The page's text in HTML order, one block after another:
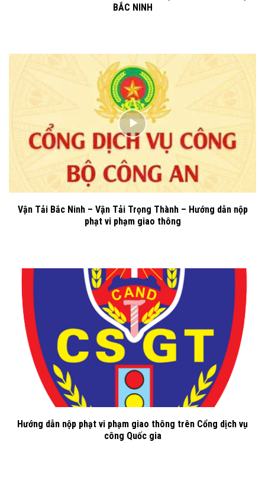
BẮC NINH
Vận Tải Bắc Ninh – Vận Tải Trọng Thành – Hướng dẫn nộp
phạt vi phạm giao thông
Hướng dẫn nộp phạt vi phạm giao thông trên Cổng dịch vụ
công Quốc gia